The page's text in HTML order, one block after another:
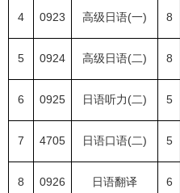
4 0923 高级日语(一) 8
5 0924 高级日语(二) 8
6 0925 日语听力(二) 5
7
4705 日语口语(二) 5
8 0926 日语翻译 6